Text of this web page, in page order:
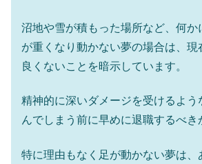
沼地や雪が積もった場所など、何か
が重くなり動かない夢の場合は、現
良くないことを暗示しています。
精神的に深いダメージを受けるよう
んでしまう前に早めに退職するべき
特に理由もなく足が動かない夢は、